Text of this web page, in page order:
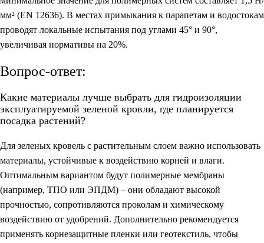
мм² (EN 12636). В местах примыкания к парапетам и водостокам
проводят локальные испытания под углами 45° и 90°,
увеличивая нормативы на 20%.
Вопрос-ответ:
Какие материалы лучше выбрать для гидроизоляции
эксплуатируемой зеленой кровли, где планируется
посадка растений?
Для зеленых кровель с растительным слоем важно использовать
материалы, устойчивые к воздействию корней и влаги.
Оптимальным вариантом будут полимерные мембраны
(например, ТПО или ЭПДМ) – они обладают высокой
прочностью, сопротивляются проколам и химическому
воздействию от удобрений. Дополнительно рекомендуется
применять корнезащитные пленки или геотекстиль, чтобы